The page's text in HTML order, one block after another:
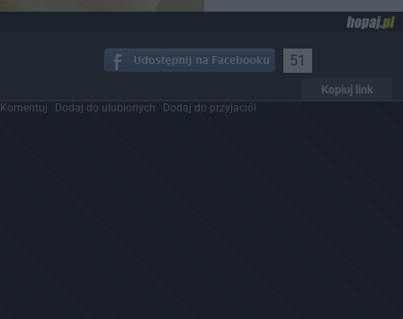
51
Kopiuj link
Komentuj Dodaj do ulubionych Dodaj do przyjaciół